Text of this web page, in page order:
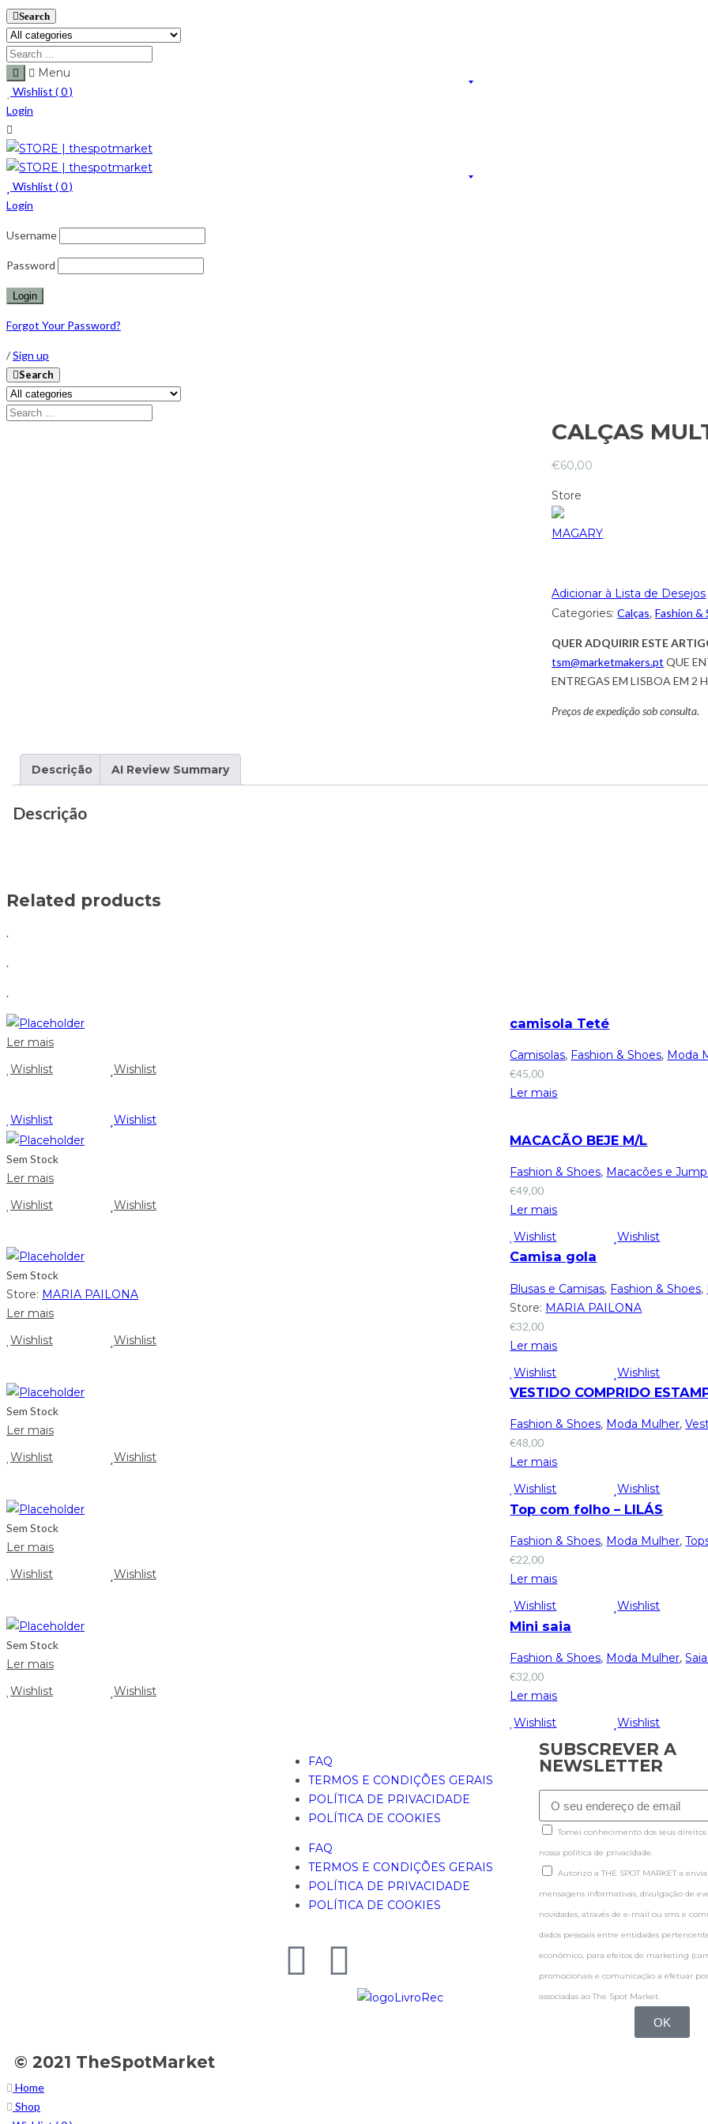
Search
Menu
Wishlist (0)
Login
Wishlist (0)
Login
Username
Password
Forgot Your Password?
/Sign up
Search
CALÇAS
€60,00
Store
MAGARY
Adicionar à Lista de Desejos
Categories:Calças,Fashion &
QUER ADQUIRIR ESTE
tsm@marketmakers.pt QUE
ENTREGAS EM LISBOA EM 2
Preços de expedição sob consulta.
Descrição AI Review Summary
Descrição
Related products
.
.
.
Ler mais
Wishlist
Wishlist
camisola Teté
Camisolas, Fashion & Shoes, Moda
€45,00
Ler mais
Wishlist
Wishlist
Sem Stock
Ler mais
Wishlist
Wishlist
MACACÃO BEJE M/L
Fashion & Shoes, Macacões e
€49,00
Ler mais
Wishlist
Wishlist
Sem Stock
Store: MARIA PAILONA
Ler mais
Wishlist
Wishlist
Camisa gola
Blusas e Camisas, Fashion & Shoes,
Store: MARIA PAILONA
€32,00
Ler mais
Wishlist
Wishlist
Sem Stock
Ler mais
Wishlist
Wishlist
VESTIDO COMPRIDO
Fashion & Shoes, Moda Mulher,
€48,00
Ler mais
Wishlist
Wishlist
Sem Stock
Ler mais
Wishlist
Wishlist
Top com folho – LILÁS
Fashion & Shoes, Moda Mulher,
€22,00
Ler mais
Wishlist
Wishlist
Sem Stock
Ler mais
Wishlist
Wishlist
Mini saia
Fashion & Shoes, Moda Mulher,
€32,00
Ler mais
Wishlist
Wishlist
FAQ
TERMOS E CONDIÇÕES GERAIS
POLÍTICA DE PRIVACIDADE
POLÍTICA DE COOKIES
FAQ
TERMOS E CONDIÇÕES GERAIS
POLÍTICA DE PRIVACIDADE
POLÍTICA DE COOKIES
SUBSCREVER A
NEWSLETTER
Tomei conhecimento dos seus
nossa politica de privacidade.
Autorizo a THE SPOT MARKET a
mensagens informativas, divulgação de
novidades, através de e-mail ou sms e
dados pessoais entre entidades
económico, para efeitos de marketing
promocionais e comunicação a efetuar
associadas ao The Spot Market.
OK
© 2021 TheSpotMarket
Home
Shop